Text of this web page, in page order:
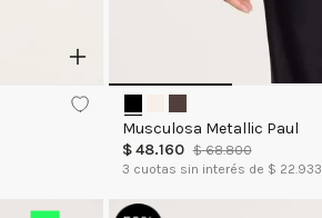
Musculosa Metallic Paul
$48.160 $ 68.800
3 cuotas sin interés de $ 22.933